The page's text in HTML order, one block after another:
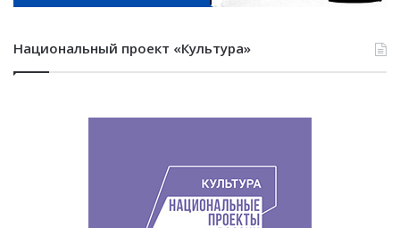
Национальный проект «Культура»